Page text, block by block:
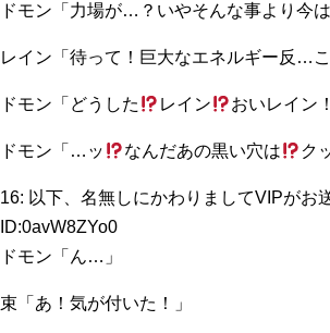
ドモン「力場が…？いやそんな事より今
レイン「待って！巨大なエネルギー反…
ドモン「どうした レイン おいレイン
ドモン「…ッ なんだあの黒い穴は ク
16: 以下、名無しにかわりましてVIPがお
ID:0avW8ZYo0
ドモン「ん…」
束「あ！気が付いた！」